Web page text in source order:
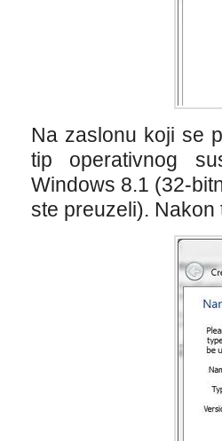
Na zaslonu koji se
tip operativnog
Windows 8.1 (32-
ste preuzeli). Nakon